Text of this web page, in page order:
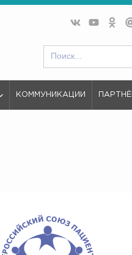
КОММУНИКАЦИИ